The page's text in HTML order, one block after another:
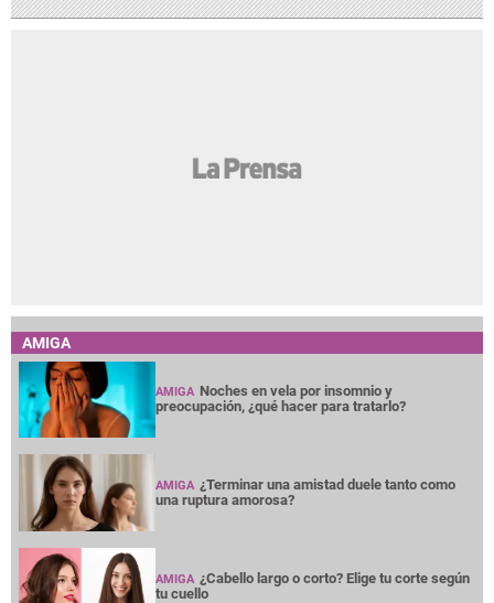
AMIGA
AMIGA Noches en vela por insomnio y
preocupación, ¿qué hacer para tratarlo?
AMIGA ¿Terminar una amistad duele tanto como
una ruptura amorosa?
AMIGA ¿Cabello largo o corto? Elige tu corte según
tu cuello